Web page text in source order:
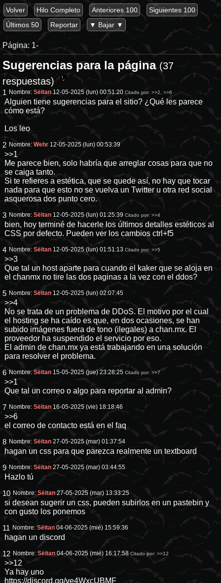
Volver Hilo Completo Anteriores 100
Siguientes 100
Últimos 50
Reportar ▼ Bajar ▼
Página: 1-
Sugerencias para la página(37
respuestas)
1 Nombre:Sëitan 12-05-2025 (lun) 00:51:20 Citado por:>>2,>>6
Alguien tiene sugerencias para el sitio? ¿Qué les parece
cómo está?
Los leo
2 Nombre:Wehr 12-05-2025 (lun) 00:53:39
>>1
Me parece bien, solo habría que arreglar cosas para que no
se caiga tanto.
Si te refieres a estética, que se quede así, no hay que tocar
nada para que esto no se vuelva un Twitter u otra red social
asquerosa dos punto cero.
3 Nombre:Sëitan 12-05-2025 (lun) 01:25:39 Citado por:>>4
bien, hoy terminé de hacerle los últimos detalles estéticos al
CSS por defecto. Pueden ver los cambios ctrl+f5
4 Nombre:Sëitan 12-05-2025 (lun) 01:51:13 Citado por:>>5
>>3
Que tal un host aparte para cuando el kaker que se aloja en
el chanmx no tire las dos paginas a la vez con el ddos?
5 Nombre:Sëitan 12-05-2025 (lun) 02:07:45
>>4
No se trata de un problema de DDoS. El motivo por el cual
el hosting se ha caído es que, en dos ocasiones, se han
subido imágenes fuera de tono (ilegales) a chan.mx. El
proveedor ha suspendido el servicio por eso.
El admin de chan.mx ya está trabajando en una solución
para resolver el problema.
6 Nombre:Sëitan 15-05-2025 (jue) 23:28:25 Citado por:>>7
>>1
Que tal un correo o algo para reportar al admin?
7 Nombre:Sëitan 16-05-2025 (vie) 18:18:46
>>6
el correo de contacto está en el faq
8 Nombre:Sëitan 27-05-2025 (mar) 01:37:54
hagan un css para que parezca realmente un textboard
9 Nombre:Sëitan 27-05-2025 (mar) 03:44:55
Hazlo tú
10 Nombre:Sëitan 27-05-2025 (mar) 13:33:25
si desean sugerir un css, pueden subirlos en un pastebin y
con gusto los ponemos
11 Nombre:Sëitan 04-06-2025 (mié) 15:59:36
hagan un discord
12 Nombre:Sëitan 04-06-2025 (mié) 16:17:58 Citado por:>>12
>>12
Ya hay uno
https://discord.gg/ve4WxcUBMF